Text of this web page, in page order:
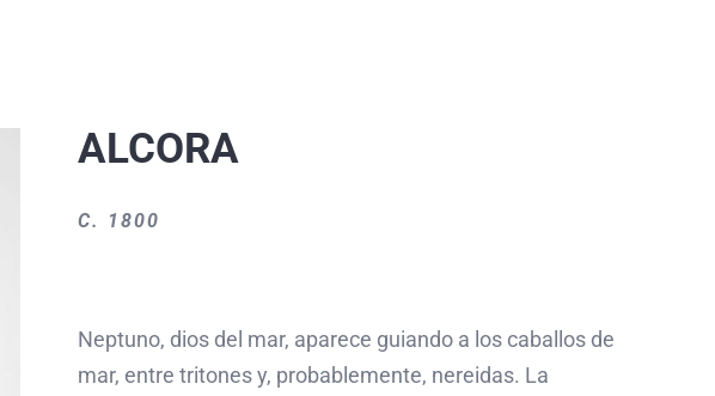
ALCORA
C. 1800
Neptuno, dios del mar, aparece guiando a los caballos de
mar, entre tritones y, probablemente, nereidas. La